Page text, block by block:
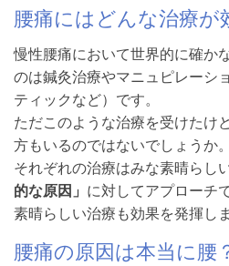
腰痛にはどんな治療が
慢性腰痛において世界的に確か
のは鍼灸治療やマニュピレーシ
ティックなど）です。
ただこのような治療を受けたけ
方もいるのではないでしょうか。
それぞれの治療はみな素晴らし
的な原因」 に対してアプローチ
素晴らしい治療も効果を発揮しま
腰痛の原因は本当に腰